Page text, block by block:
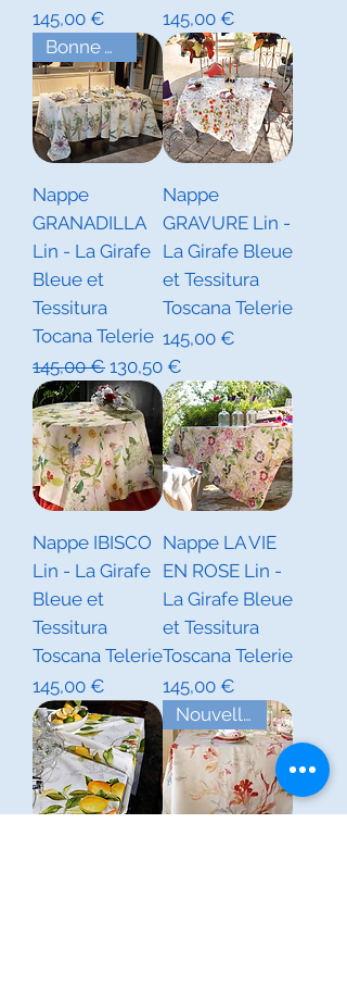
Prix
145,00 €
Prix
145,00 €
Bonne Affaire !
Nappe
GRANADILLA
Lin - La Girafe
Bleue et
Tessitura
Tocana Telerie
Prix original
145,00 € Prix promotionnel
130,50 €
Nappe
GRAVURE Lin -
La Girafe Bleue
et Tessitura
Toscana Telerie
Prix
145,00 €
Nappe IBISCO
Lin - La Girafe
Bleue et
Tessitura
Toscana Telerie
Prix
145,00 €
Nappe LA VIE
EN ROSE Lin -
La Girafe Bleue
et Tessitura
Toscana Telerie
Prix
145,00 €
Nouvelles Collections Eté